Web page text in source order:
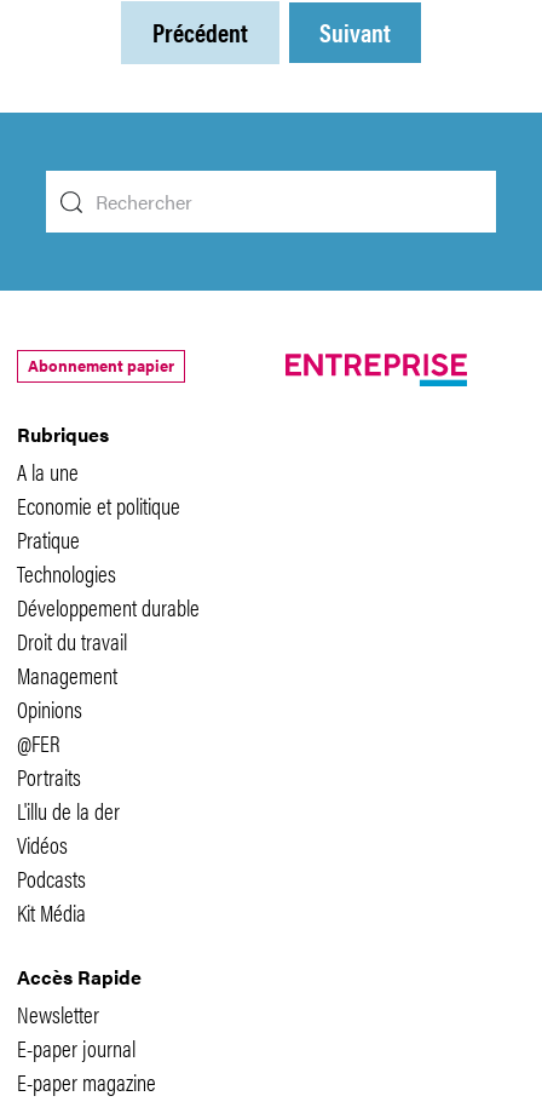
Précédent Suivant
Rubriques
A la une
Economie et politique
Pratique
Technologies
Développement durable
Droit du travail
Management
Opinions
@FER
Portraits
L'illu de la der
Vidéos
Podcasts
Kit Média
Accès Rapide
Newsletter
E-paper journal
E-paper magazine
Abonnement papier